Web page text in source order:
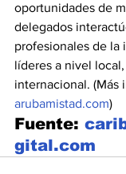
oportunidades de
delegados
profesionales de la
líderes a nivel
internacional. (Más
arubamistad.com)
Fuente:
gital.com